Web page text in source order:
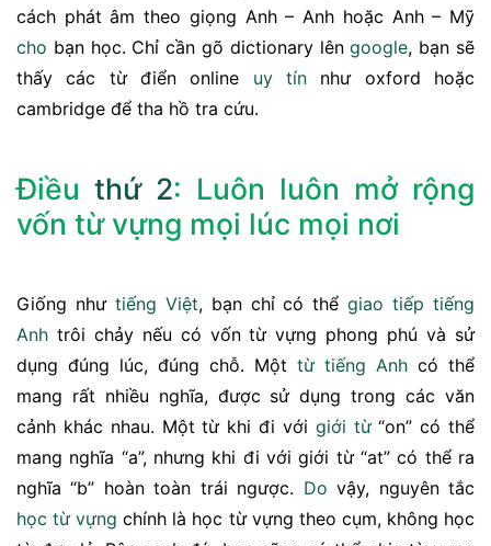
cách phát âm theo giọng Anh – Anh hoặc Anh – Mỹ
cho bạn học. Chỉ cần gõ dictionary lêngoogle, bạn sẽ
thấy các từ điển online uy tín như oxford hoặc
cambridge để tha hồ tra cứu.
Điều thứ 2: Luôn luôn mở rộng
vốn từ vựng mọi lúc mọi nơi
Giống như tiếng Việt, bạn chỉ có thểgiao tiếp tiếng
Anh trôi chảy nếu có vốn từ vựng phong phú và sử
dụng đúng lúc, đúng chỗ. Một từ tiếng Anh có thể
mang rất nhiều nghĩa, được sử dụng trong các văn
cảnh khác nhau. Một từ khi đi với giới từ“on” có thể
mang nghĩa “a”, nhưng khi đi với giới từ “at” có thể ra
nghĩa “b” hoàn toàn trái ngược. Do vậy, nguyên tắc
học từ vựng chính là học từ vựng theo cụm, không học